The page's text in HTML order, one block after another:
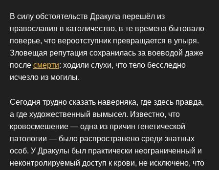
В силу обстоятельств Дракула перешёл из
православия в католичество, в те времена бытовало
поверье, что вероотступник превращается в упыря.
Зловещая репутация сохранилась за воеводой даже
после смерти: ходили слухи, что тело бесследно
исчезло из могилы.
Сегодня трудно сказать наверняка, где здесь правда,
а где художественный вымысел. Известно, что
кровосмешение — одна из причин генетической
патологии — было распространено среди знатных
особ. У Дракулы был практически неограниченный и
неконтролируемый доступ к крови, не исключено, что